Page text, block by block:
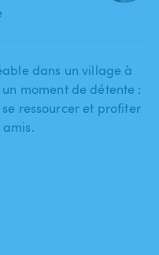
dans un village à
moment de détente :
ressourcer et profiter